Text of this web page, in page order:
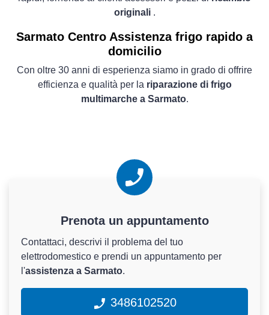
originali .
Sarmato Centro Assistenza frigo rapido a
domicilio
Con oltre 30 anni di esperienza siamo in grado di offrire
efficienza e qualità per la riparazione di frigo
multimarche a Sarmato.
Prenota un appuntamento
Contattaci, descrivi il problema del tuo
elettrodomestico e prendi un appuntamento per
l'assistenza a Sarmato.
3486102520